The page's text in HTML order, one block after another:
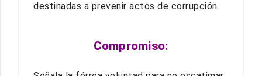
destinadas a prevenir actos de corrupción.
Compromiso: